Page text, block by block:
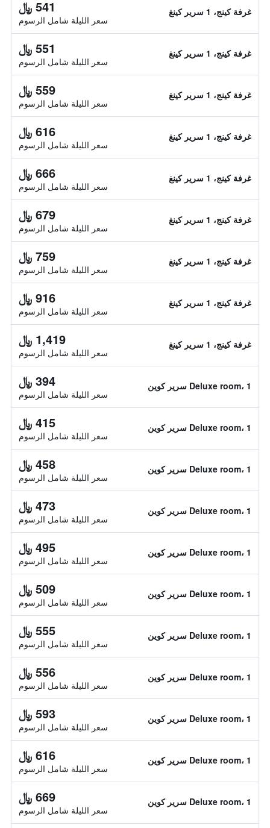
غرفة كينج، 1 سرير كينغ 541 ﷼
سعر الليلة شامل الرسوم
غرفة كينج، 1 سرير كينغ 551 ﷼
سعر الليلة شامل الرسوم
غرفة كينج، 1 سرير كينغ 559 ﷼
سعر الليلة شامل الرسوم
غرفة كينج، 1 سرير كينغ 616 ﷼
سعر الليلة شامل الرسوم
غرفة كينج، 1 سرير كينغ 666 ﷼
سعر الليلة شامل الرسوم
غرفة كينج، 1 سرير كينغ 679 ﷼
سعر الليلة شامل الرسوم
غرفة كينج، 1 سرير كينغ 759 ﷼
سعر الليلة شامل الرسوم
غرفة كينج، 1 سرير كينغ 916 ﷼
سعر الليلة شامل الرسوم
غرفة كينج، 1 سرير كينغ 1,419 ﷼
سعر الليلة شامل الرسوم
Deluxe room، 1 سرير كوين 394 ﷼
سعر الليلة شامل الرسوم
Deluxe room، 1 سرير كوين 415 ﷼
سعر الليلة شامل الرسوم
Deluxe room، 1 سرير كوين 458 ﷼
سعر الليلة شامل الرسوم
Deluxe room، 1 سرير كوين 473 ﷼
سعر الليلة شامل الرسوم
Deluxe room، 1 سرير كوين 495 ﷼
سعر الليلة شامل الرسوم
Deluxe room، 1 سرير كوين 509 ﷼
سعر الليلة شامل الرسوم
Deluxe room، 1 سرير كوين 555 ﷼
سعر الليلة شامل الرسوم
Deluxe room، 1 سرير كوين 556 ﷼
سعر الليلة شامل الرسوم
Deluxe room، 1 سرير كوين 593 ﷼
سعر الليلة شامل الرسوم
Deluxe room، 1 سرير كوين 616 ﷼
سعر الليلة شامل الرسوم
Deluxe room، 1 سرير كوين 669 ﷼
سعر الليلة شامل الرسوم